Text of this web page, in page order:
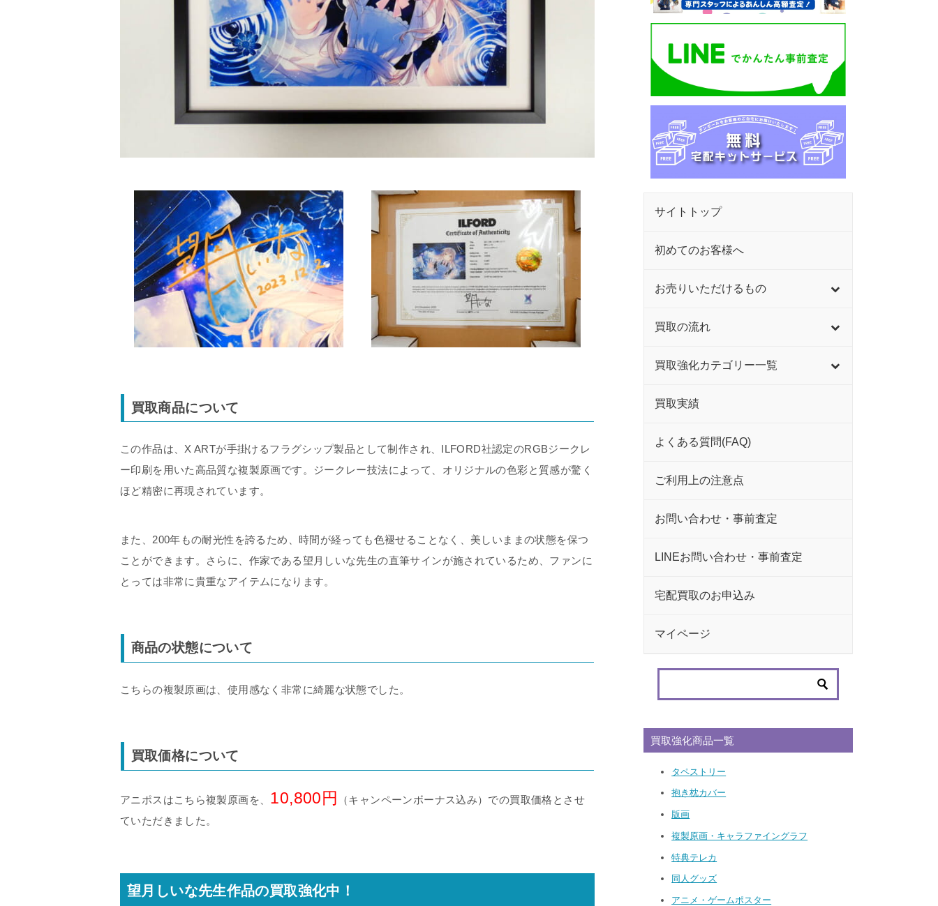
買取商品について
この作品は、X ARTが手掛けるフラグシップ製品として制作され、ILFORD社認定のRGBジークレ
ー印刷を用いた高品質な複製原画です。ジークレー技法によって、オリジナルの色彩と質感が驚く
ほど精密に再現されています。
また、200年もの耐光性を誇るため、時間が経っても色褪せることなく、美しいままの状態を保つ
ことができます。さらに、作家である望月しいな先生の直筆サインが施されているため、ファンに
とっては非常に貴重なアイテムになります。
商品の状態について
こちらの複製原画は、使用感なく非常に綺麗な状態でした。
買取価格について
アニポスはこちら複製原画を、 10,800円
（キャンペーンボーナス込み）での買取価格とさせ
ていただきました。
望月しいな先生作品の買取強化中！
サイトトップ
初めてのお客様へ
お売りいただけるもの
買取の流れ
買取強化カテゴリー一覧
買取実績
よくある質問(FAQ)
ご利用上の注意点
お問い合わせ・事前査定
LINEお問い合わせ・事前査定
宅配買取のお申込み
マイページ
買取強化商品一覧
タペストリー
抱き枕カバー
版画
複製原画・キャラファイングラフ
特典テレカ
同人グッズ
アニメ・ゲームポスター